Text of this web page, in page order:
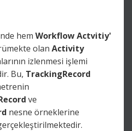
hem Workflow Actvitiy'
olan Activity
izlenmesi işlemi
Bu, TrackingRecord
ve
nesne örneklerine